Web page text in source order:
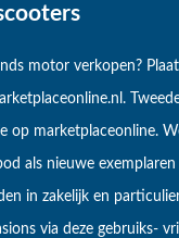
motor verkopen?
op marketplaceonline.
als nieuwe
in zakelijk en
via deze gebruiks-